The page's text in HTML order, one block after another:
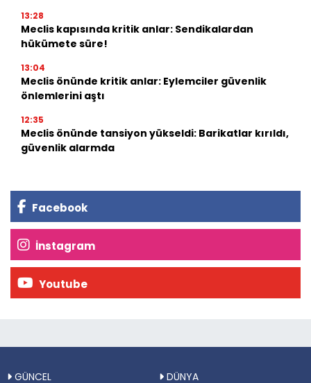
13:28
Meclis kapısında kritik anlar: Sendikalardan
hükümete süre!
13:04
Meclis önünde kritik anlar: Eylemciler güvenlik
önlemlerini aştı
12:35
Meclis önünde tansiyon yükseldi: Barikatlar kırıldı,
güvenlik alarmda
Facebook
İnstagram
Youtube
GÜNCEL DÜNYA